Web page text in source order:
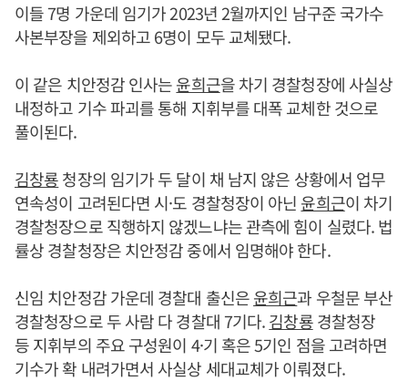
이들 7명 가운데 임기가 2023년 2월까지인 남구준 국가수
사본부장을 제외하고 6명이 모두 교체됐다.
이 같은 치안정감 인사는윤희근을 차기 경찰청장에 사실상
내정하고 기수 파괴를 통해 지휘부를 대폭 교체한 것으로
풀이된다.
김창룡청장의 임기가 두 달이 채 남지 않은 상황에서 업무
연속성이 고려된다면 시·도 경찰청장이 아닌 윤희근이 차기
경찰청장으로 직행하지 않겠느냐는 관측에 힘이 실렸다. 법
률상 경찰청장은 치안정감 중에서 임명해야 한다.
신임 치안정감 가운데 경찰대 출신은윤희근과 우철문 부산
경찰청장으로 두 사람 다 경찰대 7기다.김창룡경찰청장
등 지휘부의 주요 구성원이 4·기 혹은 5기인 점을 고려하면
기수가 확 내려가면서 사실상 세대교체가 이뤄졌다.